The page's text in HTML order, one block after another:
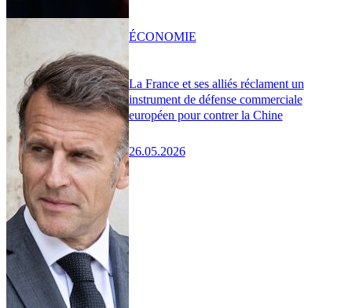
La France et ses alliés réclament un
instrument de défense commerciale
européen pour contrer la Chine
26.05.2026
ÉCONOMIE